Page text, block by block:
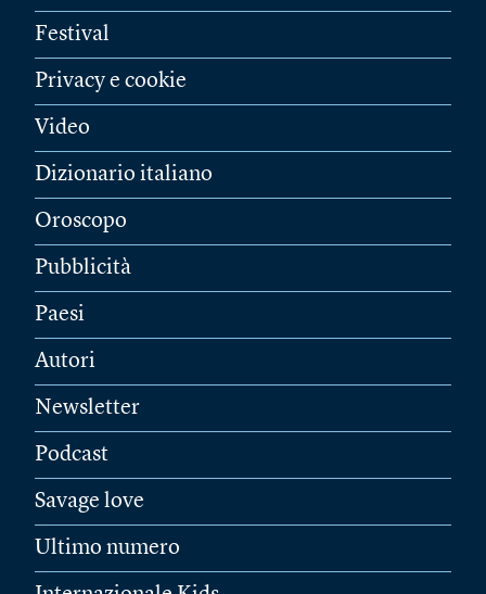
Festival
Privacy e cookie
Video
Dizionario italiano
Oroscopo
Pubblicità
Paesi
Autori
Newsletter
Podcast
Savage love
Ultimo numero